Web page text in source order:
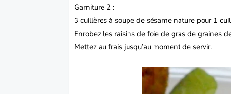
Garniture 2 :
3 cuillères à soupe de sésame nature pour 1
Enrobez les raisins de foie de gras de graines
Mettez au frais jusqu’au moment de servir.